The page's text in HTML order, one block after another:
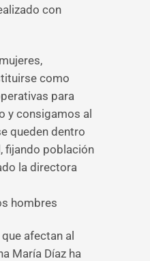
con
como
para
y consigamos al
queden dentro
fijando población
la directora
hombres
afectan al
María Díaz ha